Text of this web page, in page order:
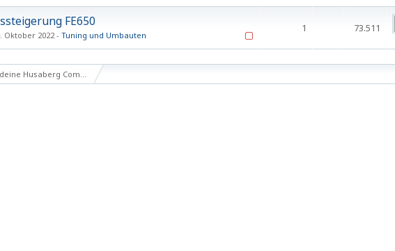
FE650
Oktober 2022 Tuning und Umbauten
1 73.511
Husaberg Community